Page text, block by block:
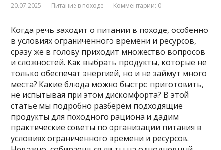
20.07.2025 Питание в походе Комментарии: 0
Когда речь заходит о питании в походе, особенно
в условиях ограниченного времени и ресурсов,
сразу же в голову приходит множество вопросов
и сложностей. Как выбрать продукты, которые не
только обеспечат энергией, но и не займут много
места? Какие блюда можно быстро приготовить,
не испытывая при этом дискомфорта? В этой
статье мы подробно разберём подходящие
продукты для походного рациона и дадим
практические советы по организации питания в
условиях ограниченного времени и ресурсов.